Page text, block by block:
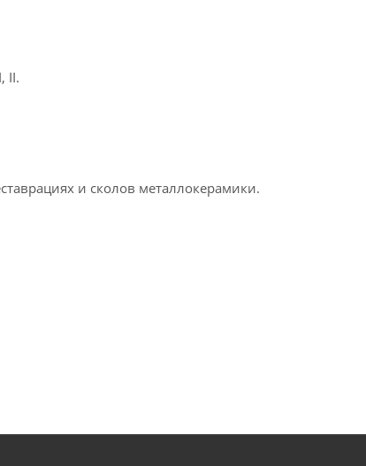
II.
и сколов металлокерамики.